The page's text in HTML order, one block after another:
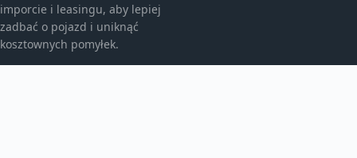
imporcie i leasingu, aby lepiej
zadbać o pojazd i uniknąć
kosztownych pomyłek.